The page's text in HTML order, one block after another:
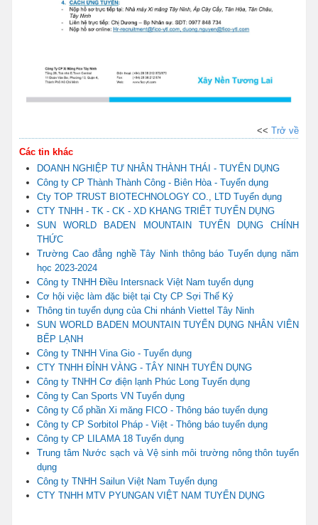
<< Trở về
Các tin khác
DOANH NGHIỆP TƯ NHÂN THÀNH THÁI - TUYỂN DỤNG
Công ty CP Thành Thành Công - Biên Hòa - Tuyển dụng
Cty TOP TRUST BIOTECHNOLOGY CO., LTD Tuyển dụng
CTY TNHH - TK - CK - XD KHANG TRIẾT TUYỂN DỤNG
SUN WORLD BADEN MOUNTAIN TUYỂN DỤNG CHÍNH
THỨC
Trường Cao đẳng nghề Tây Ninh thông báo Tuyển dụng năm
học 2023-2024
Công ty TNHH Điều Intersnack Việt Nam tuyển dụng
Cơ hội việc làm đặc biệt tại Cty CP Sợi Thế Kỷ
Thông tin tuyển dụng của Chi nhánh Viettel Tây Ninh
SUN WORLD BADEN MOUNTAIN TUYỂN DỤNG NHÂN VIÊN
BẾP LẠNH
Công ty TNHH Vina Gio - Tuyển dụng
CTY TNHH ĐỈNH VÀNG - TÂY NINH TUYỂN DỤNG
Công ty TNHH Cơ điện lạnh Phúc Long Tuyển dụng
Công ty Can Sports VN Tuyển dụng
Công ty Cổ phần Xi măng FICO - Thông báo tuyển dụng
Công ty CP Sorbitol Pháp - Việt - Thông báo tuyển dụng
Công ty CP LILAMA 18 Tuyển dụng
Trung tâm Nước sạch và Vệ sinh môi trường nông thôn tuyển
dụng
Công ty TNHH Sailun Việt Nam Tuyển dụng
CTY TNHH MTV PYUNGAN VIỆT NAM TUYỂN DỤNG